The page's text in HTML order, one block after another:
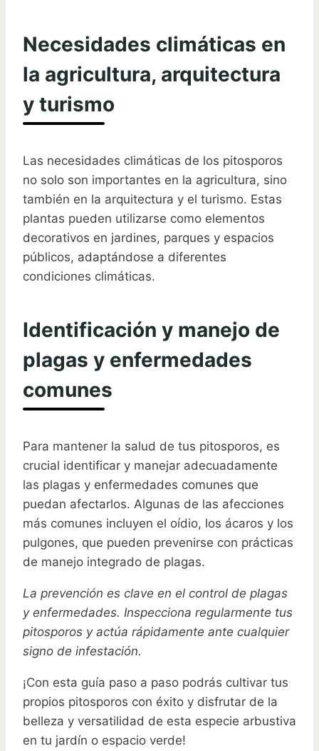
Necesidades climáticas en
la agricultura, arquitectura
y turismo
Las necesidades climáticas de los pitosporos
no solo son importantes en la agricultura, sino
también en la arquitectura y el turismo. Estas
plantas pueden utilizarse como elementos
decorativos en jardines, parques y espacios
públicos, adaptándose a diferentes
condiciones climáticas.
Identificación y manejo de
plagas y enfermedades
comunes
Para mantener la salud de tus pitosporos, es
crucial identificar y manejar adecuadamente
las plagas y enfermedades comunes que
puedan afectarlos. Algunas de las afecciones
más comunes incluyen el oídio, los ácaros y los
pulgones, que pueden prevenirse con prácticas
de manejo integrado de plagas.
La prevención es clave en el control de plagas
y enfermedades. Inspecciona regularmente tus
pitosporos y actúa rápidamente ante cualquier
signo de infestación.
¡Con esta guía paso a paso podrás cultivar tus
propios pitosporos con éxito y disfrutar de la
belleza y versatilidad de esta especie arbustiva
en tu jardín o espacio verde!